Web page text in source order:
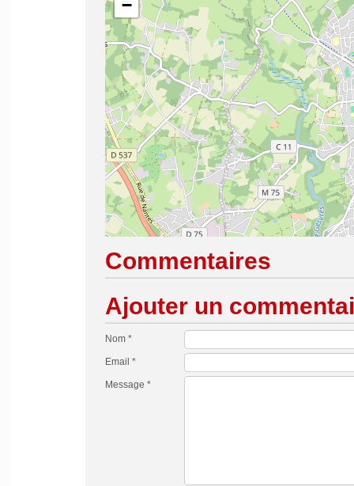
−
Commentaires
Ajouter un
Nom *
Email *
Message *